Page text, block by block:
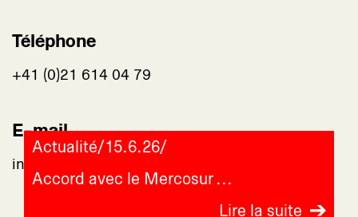
Actualité/15.6.26/
Accord avec le Mercosur
Lire la suite
Téléphone
+41 (0)21 614 04 79
E-mail
info@assaf-suisse.ch